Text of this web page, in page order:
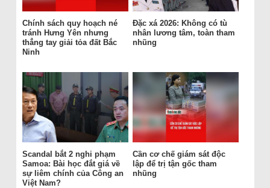
Chính sách quy hoạch né
tránh Hưng Yên nhưng
thẳng tay giải tỏa đất Bắc
Ninh
Đặc xá 2026: Không có tù
nhân lương tâm, toàn tham
nhũng
Scandal bắt 2 nghi phạm
Samoa: Bài học đắt giá về
sự liêm chính của Công an
Việt Nam?
Cần cơ chế giám sát độc
lập để trị tận gốc tham
nhũng